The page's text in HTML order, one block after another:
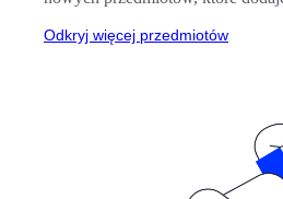
Odkryj więcej przedmiotów